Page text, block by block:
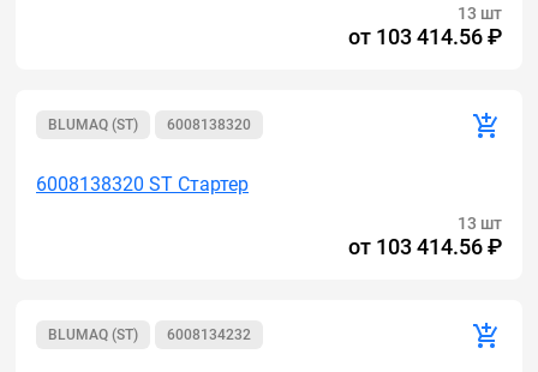
13 шт
от 103 414.56 ₽
BLUMAQ (ST) 6008138320
6008138320 ST Стартер
13 шт
от 103 414.56 ₽
BLUMAQ (ST) 6008134232